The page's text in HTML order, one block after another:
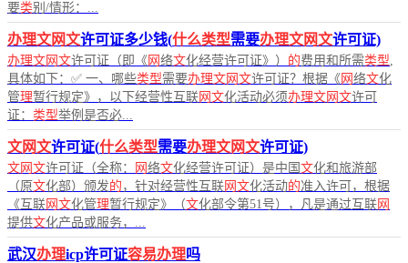
要类别/情形：...
办理文网文许可证多少钱(什么类型需要办理文网文许可证)
办理文网文许可证（即《 网 络文化经营许可证》） 的费用和所需类型,
具体如下：✅ 一、哪些类型需要办理文网文许可证？根据《 网 络文化
管理暂行规定》，以下经营性互联网文化活动必须办理文网文许可
证： 类型举例是否必...
文网文许可证(什么类型需要办理文网文许可证)
文网文许可证（全称： 网 络文化经营许可证）是中国 文化和旅游部
（原文化部）颁发的 ，针对经营性互联网文化活动的准入许可，根据
《互联网文化管理暂行规定》（文化部令第51号），凡是通过互联网
提供文化产品或服务，...
武汉办理icp许可证容易办理吗